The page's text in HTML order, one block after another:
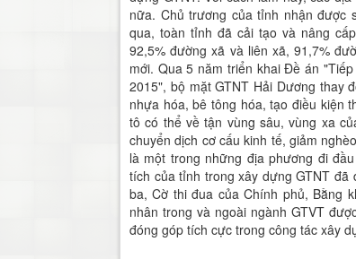
nữa. Chủ trương của tỉnh nhận được
qua, toàn tỉnh đã cải tạo và nâng
92,5% đường xã và liên xã, 91,7%
mới. Qua 5 năm triển khai Đề án
2015", bộ mặt GTNT Hải Dương thay
nhựa hóa, bê tông hóa, tạo điều kiện
tô có thể về tận vùng sâu, vùng xa
chuyển dịch cơ cấu kinh tế, giảm
là một trong những địa phương đi
tích của tỉnh trong xây dựng GTNT
ba, Cờ thi đua của Chính phủ, Bằng
nhân trong và ngoài ngành GTVT
đóng góp tích cực trong công tác xây